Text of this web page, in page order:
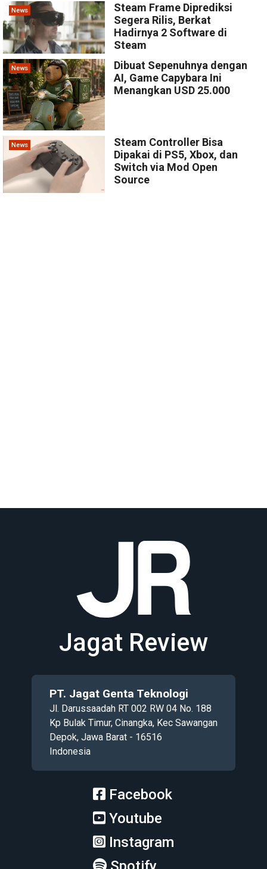
News
Steam Frame Diprediksi
Segera Rilis, Berkat
Hadirnya 2 Software di
Steam
News
Dibuat Sepenuhnya dengan
AI, Game Capybara Ini
Menangkan USD 25.000
News
Steam Controller Bisa
Dipakai di PS5, Xbox, dan
Switch via Mod Open
Source
Jagat Review
PT. Jagat Genta Teknologi
Jl. Darussaadah RT 002 RW 04 No. 188
Kp Bulak Timur, Cinangka, Kec Sawangan
Depok, Jawa Barat - 16516
Indonesia
Facebook
Youtube
Instagram